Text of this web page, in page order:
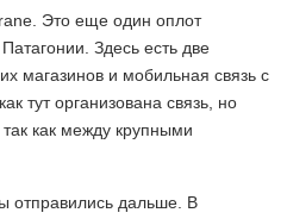
Это еще один оплот
Здесь есть две
магазинов и мобильная связь с
тут организована связь, но
так как между крупными
отправились дальше. В